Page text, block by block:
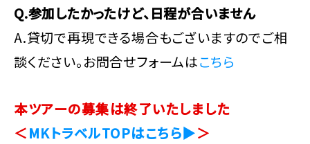
Q.参加したかったけど、日程が合いません
A.貸切で再現できる場合もございますのでご相
談ください。お問合せフォームはこちら
本ツアーの募集は終了いたしました
＜MKトラベルTOPはこちら▶＞